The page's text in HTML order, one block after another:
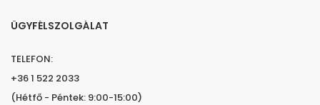
ÜGYFÉLSZOLGÁLAT
TELEFON:
+36 1 522 2033
(Hétfő - Péntek: 9:00-15:00)